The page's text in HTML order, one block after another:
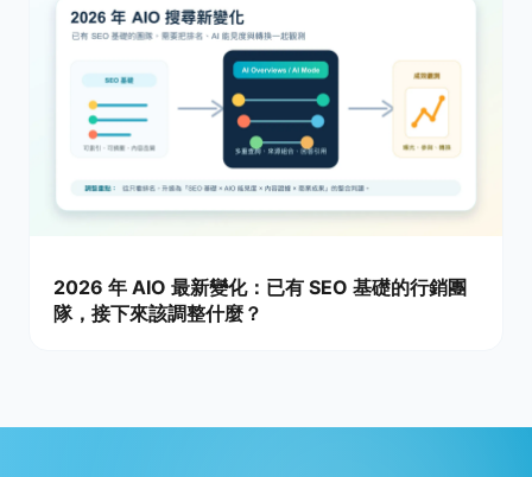
2026 年 AIO 最新變化：已有 SEO 基礎的行銷團
隊，接下來該調整什麼？